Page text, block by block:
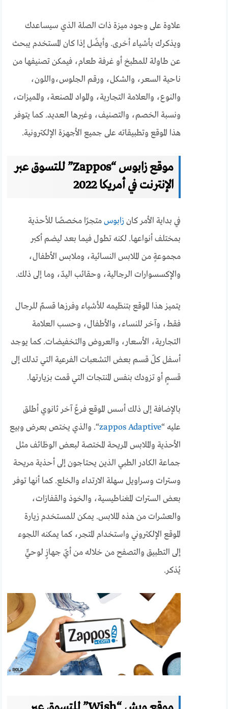
علاوة على وجود ميزة ذات الصلة الذي سيساعدك
ويذكرك بأشياء أخرى. وأيضًل إذا كان المستخدم يبحث
عن طاولة للمطبخ أو غرفة طعام، فيمكن تصنيفها من
ناحية السعر، والشكل، ورقم الجلوس،واللون،
والنوع، والعلامة التجارية، والمواد المصنعة، والمميزات،
ونسبة الخصم، والتصنيف، وغيرها العديد.كما يتوفر
هذا الموقع وتطبيقاته على جميع الأجهزة الإلكترونية.
موقع زابوس “Zappos” للتسوق عبر
الإنترنت في أمريكا 2022
في بداية الأمر كانزابوسمتجرًا مخصصًا للأحذية
بمختلف أنواعها. لكنه تطول فيما بعد ليضم أكبر
مجموعةٍ من الملابس النسائية، وملابس الأطفال،
والإكسسوارات الرجالية، وحقائب اليدّ، وما إلى ذلك.
يتميز هذا الموقع بتنظيمه للأشياء وفرزها قسمٌ للرجال
فقط، وآخر للنساء، والأطفال، وحسب العلامة
التجارية، الأسعار، والعروض والتخفيضات. كما يوجد
أسفل كلّ قسم بعض التشعبات الفرعية التي تدلك إلى
قسمٍ أو تزودك بنفس المنتجات التي قمت بزيارتها.
بالإضافة إلى ذلك أسس الموقع فرعً آخر ثانوي أطلق
عليه “zappos Adaptive“. والذي يختص بعرض وبيع
الأحذية والملابس المريحة المختصة لبعض الوظائف مثل
جماعة الكادر الطبي الذين يحتاجون إلى أحذية مريحة
وسترات وسراويل سهلة الارتداء والخلع. كما أنها توفر
بعض السترات المغناطيسية، والخوذ والقفازات،
والعشرات من هذه الملابس. يمكن للمستخدم زيارة
الموقع الإلكتروني واستخدام المتجر، كما يمكنه اللجوء
إلى التطبيق والتصفح من خلاله من أيّ جهازٍ لوحيٍّ
يُذكر.